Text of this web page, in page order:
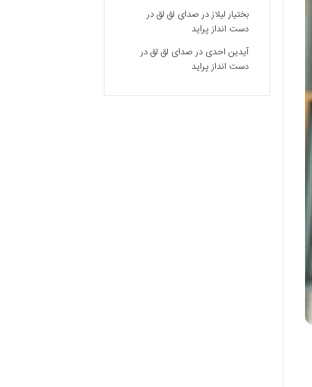
بختیار لیلازدرصدای لق لق در
دست انداز پراید
آیدین احدی درصدای لق لق در
دست انداز پراید